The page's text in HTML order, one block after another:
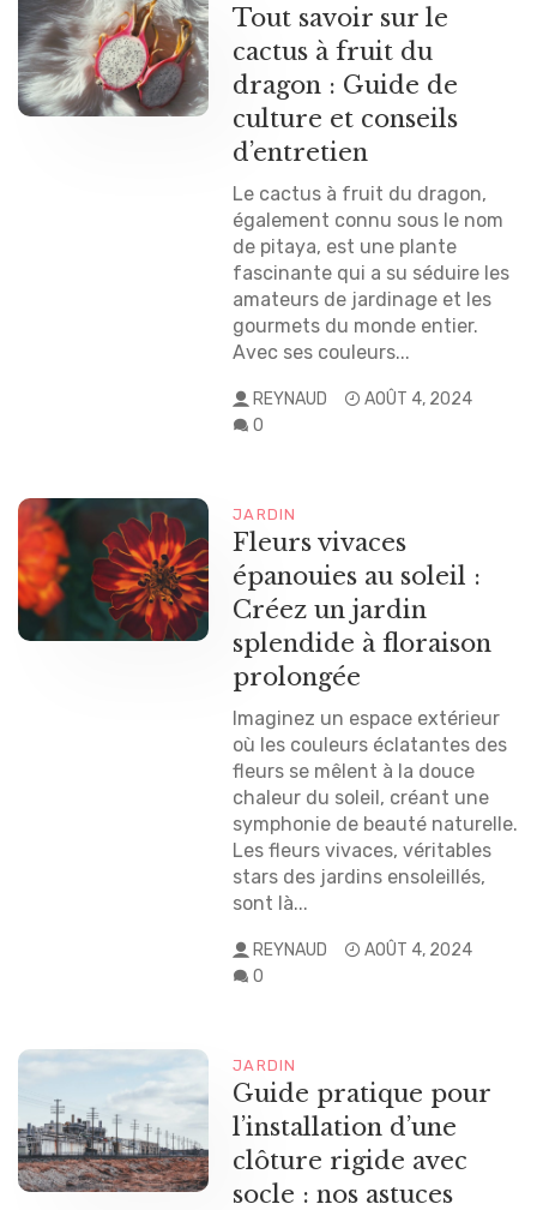
Tout savoir sur le
cactus à fruit du
dragon : Guide de
culture et conseils
d’entretien
Le cactus à fruit du dragon,
également connu sous le nom
de pitaya, est une plante
fascinante qui a su séduire les
amateurs de jardinage et les
gourmets du monde entier.
Avec ses couleurs...
REYNAUD
AOÛT 4, 2024
0
JARDIN
Fleurs vivaces
épanouies au soleil :
Créez un jardin
splendide à floraison
prolongée
Imaginez un espace extérieur
où les couleurs éclatantes des
fleurs se mêlent à la douce
chaleur du soleil, créant une
symphonie de beauté naturelle.
Les fleurs vivaces, véritables
stars des jardins ensoleillés,
sont là...
REYNAUD
AOÛT 4, 2024
0
JARDIN
Guide pratique pour
l’installation d’une
clôture rigide avec
socle : nos astuces